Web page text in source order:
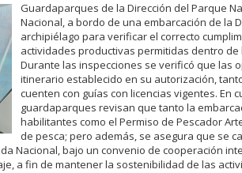
Guardaparques de la Dirección del Parque
Nacional, a bordo de una embarcación de la
archipiélago para verificar el correcto
actividades productivas permitidas dentro
Durante las inspecciones se verificó que las
itinerario establecido en su autorización,
cuenten con guías con licencias vigentes. En
guardaparques revisan que tanto la
habilitantes como el Permiso de Pescador
de pesca; pero además, se asegura que se
Nacional, bajo un convenio de cooperación
a fin de mantener la sostenibilidad de las